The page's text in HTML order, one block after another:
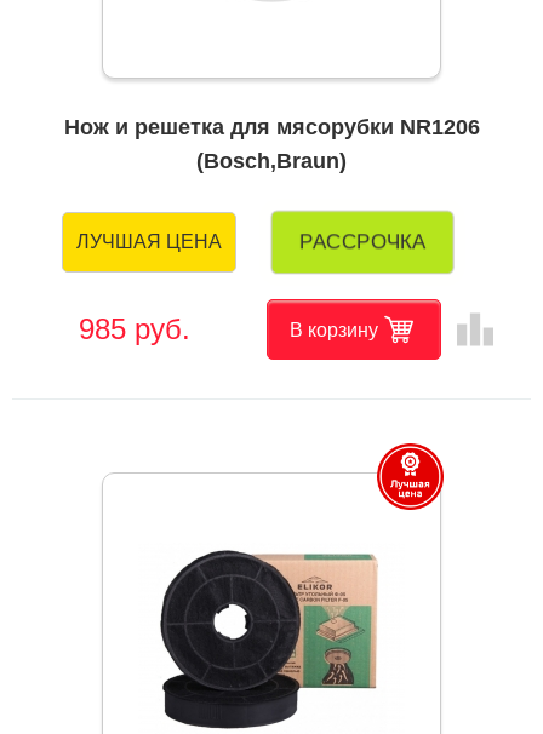
Нож и решетка для мясорубки NR1206
(Bosch,Braun)
ЛУЧШАЯ ЦЕНА РАССРОЧКА
985 руб. В корзину leaderboard